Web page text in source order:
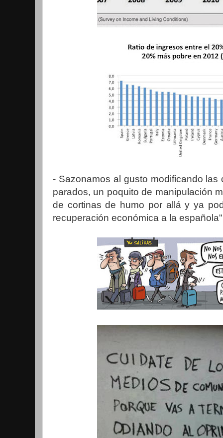
- Sazonamos al gusto modificando
parados, un poquito de manipulación
de cortinas de humo por allá y ya
recuperación económica a la